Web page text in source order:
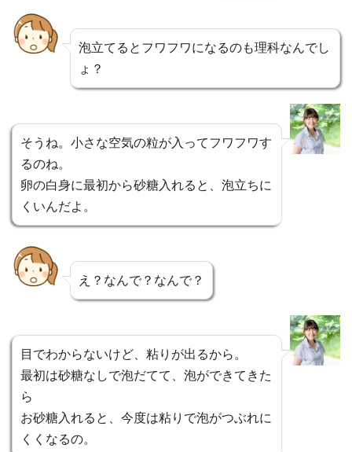
泡立てるとフワフワになるのも理科なんでし
ょ？
そうね。小さな空気の粒が入ってフワフワす
るのね。
卵の白身に最初から砂糖入れると、泡立ちに
くいんだよ。
え？なんで？なんで？
目でわからないけど、粘りが出るから。
最初は砂糖なしで泡だてて、泡ができてきた
ら
お砂糖入れると、今度は粘りで泡がつぶれに
くくなるの。